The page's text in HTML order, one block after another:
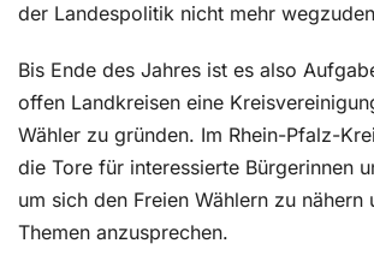
der Landespolitik nicht mehr
Bis Ende des Jahres ist es also
offen Landkreisen eine
Wähler zu gründen. Im Rhein-Pfalz-
die Tore für interessierte Bürgerinnen
um sich den Freien Wählern zu nähern
Themen anzusprechen.